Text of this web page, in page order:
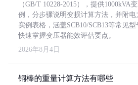
（GB/T 10228-2015），提供1000kVA
例，分步骤说明变损计算方法，并附
实例表格，涵盖SCB10/SCB13等常见
快速掌握变压器能效评估要点。
2026年8月4日
铜棒的重量计算方法有哪些